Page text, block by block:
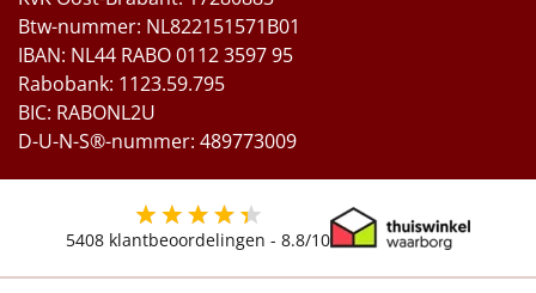
Btw-nummer: NL822151571B01
IBAN: NL44 RABO 0112 3597 95
Rabobank: 1123.59.795
BIC: RABONL2U
D-U-N-S®-nummer: 489773009
5408 klantbeoordelingen - 8.8/10